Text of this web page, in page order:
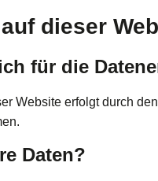
dieser
für die
Website erfolgt durch
Daten?